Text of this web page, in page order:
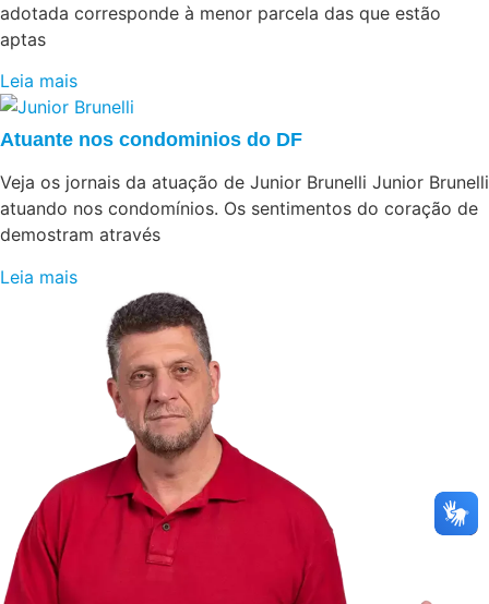
adotada corresponde à menor parcela das que estão
aptas
Leia mais
Atuante nos condominios do DF
Veja os jornais da atuação de Junior Brunelli Junior Brunelli
atuando nos condomínios. Os sentimentos do coração de
demostram através
Leia mais